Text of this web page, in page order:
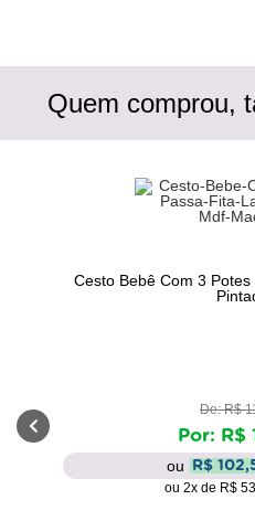
Quem comprou,
Cesto Bebê Com 3 Potes
Pintado
De: R$
Por: R$
R$ 102,51
ou 2x de R$